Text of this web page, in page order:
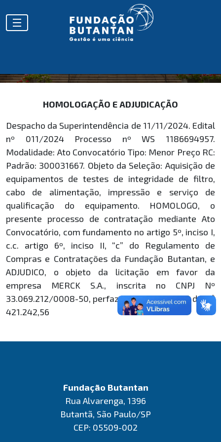
HOMOLOGAÇÕES
HOMOLOGAÇÃO E ADJUDICAÇÃO
Despacho da Superintendência de 11/11/2024. Edital
nº 011/2024 Processo nº WS 1186694957.
Modalidade: Ato Convocatório Tipo: Menor Preço RC:
Padrão: 300031667. Objeto da Seleção: Aquisição de
equipamentos de testes de integridade de filtro,
cabo de alimentação, impressão e serviço de
qualificação do equipamento. HOMOLOGO, o
presente processo de contratação mediante Ato
Convocatório, com fundamento no artigo 5º, inciso I,
c.c. artigo 6º, inciso II, “c” do Regulamento de
Compras e Contratações da Fundação Butantan, e
ADJUDICO, o objeto da licitação em favor da
empresa MERCK S.A., inscrita no CNPJ Nº
33.069.212/0008-50, perfazendo o valor total de R$
421.242,56
Fundação Butantan
Rua Alvarenga, 1396
Butantã, São Paulo/SP
CEP: 05509-002